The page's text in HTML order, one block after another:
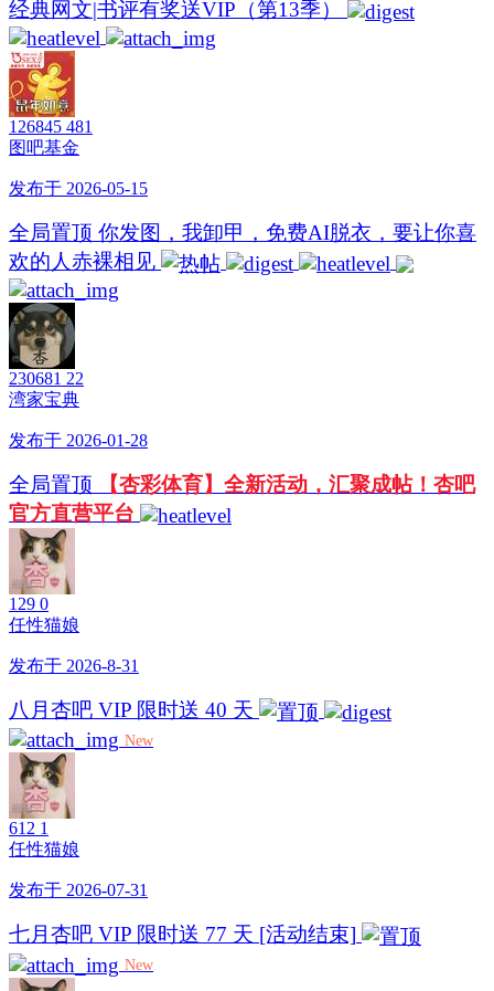
经典网文|书评有奖送VIP（第13季）
126845 481
图吧基金
发布于 2026-05-15
全局置顶 你发图，我卸甲，免费AI脱衣，要让你喜
欢的人赤裸相见
230681 22
湾家宝典
发布于 2026-01-28
全局置顶
【杏彩体育】全新活动，汇聚成帖！杏吧
官方直营平台
129 0
任性猫娘
发布于 2026-8-31
八月杏吧 VIP 限时送 40 天
New
612 1
任性猫娘
发布于 2026-07-31
七月杏吧 VIP 限时送 77 天 [活动结束]
New